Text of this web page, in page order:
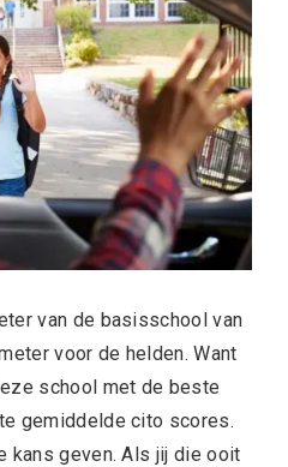
van de basisschool van
voor de helden. Want
school met de beste
gemiddelde cito scores.
kans geven. Als jij die ooit